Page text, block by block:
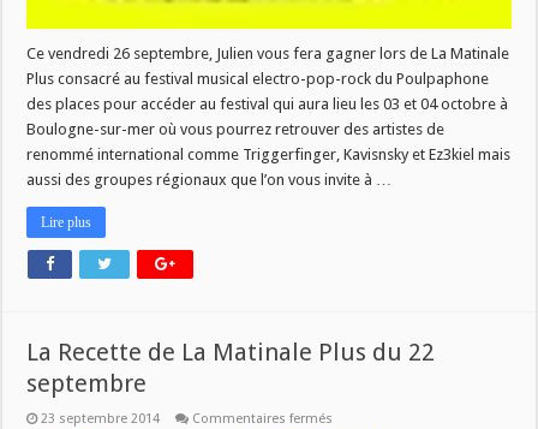
Ce vendredi 26 septembre, Julien vous fera gagner lors de La Matinale
Plus consacré au festival musical electro-pop-rock du Poulpaphone
des places pour accéder au festival qui aura lieu les 03 et 04 octobre à
Boulogne-sur-mer où vous pourrez retrouver des artistes de
renommé international comme Triggerfinger, Kavisnsky et Ez3kiel mais
aussi des groupes régionaux que l’on vous invite à …
Lire plus
La Recette de La Matinale Plus du 22
septembre
23 septembre 2014 Commentaires fermés